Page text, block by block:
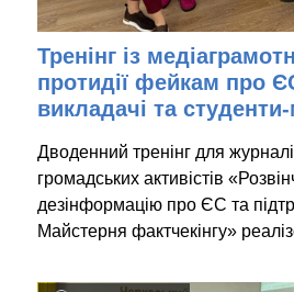
Тренінг із
протидії фейкам про
викладачі та
Дводенний тренінг для
громадських активістів
дезінформацію про ЄС та
Майстерня фактчекінгу»